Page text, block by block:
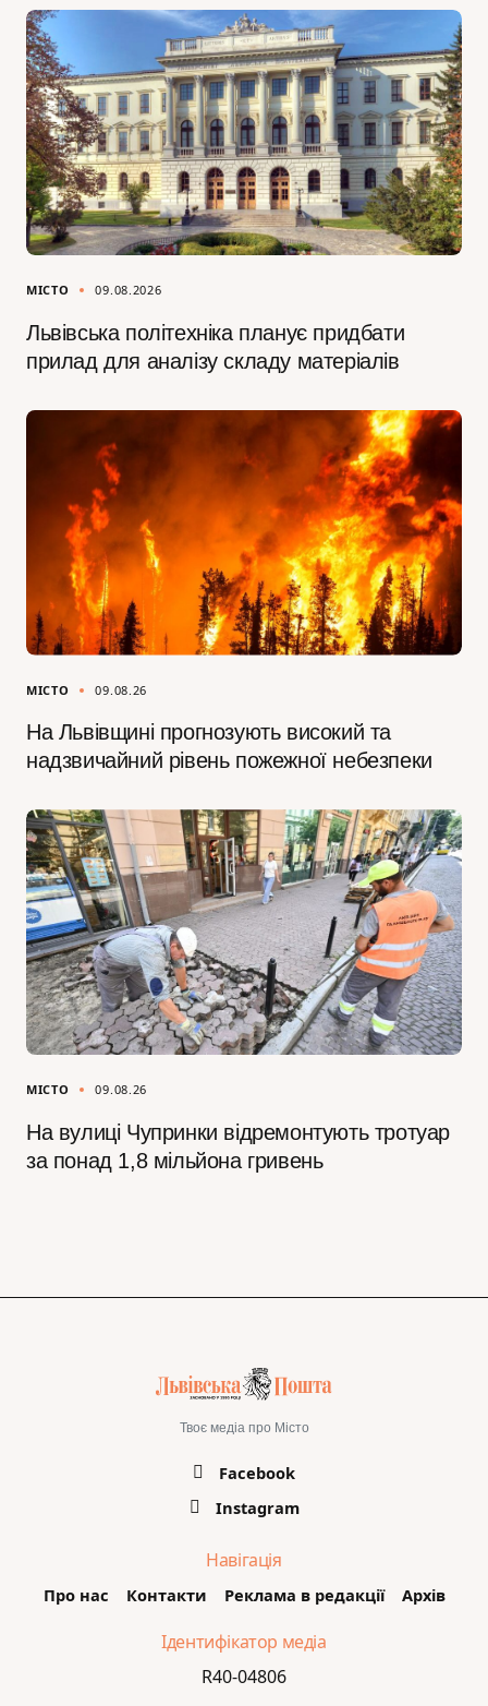
МІСТО 09.08.2026
Львівська політехніка планує придбати
прилад для аналізу складу матеріалів
МІСТО 09.08.26
На Львівщині прогнозують високий та
надзвичайний рівень пожежної небезпеки
МІСТО 09.08.26
На вулиці Чупринки відремонтують тротуар
за понад 1,8 мільйона гривень
Твоє медіа про Місто
Facebook
Instagram
Навігація
Про нас Контакти Реклама в редакції Архів
Ідентифікатор медіа
R40-04806